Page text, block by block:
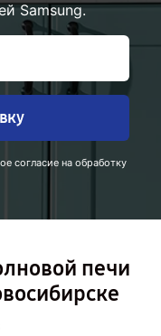
Samsung.
согласие на обработку
печи